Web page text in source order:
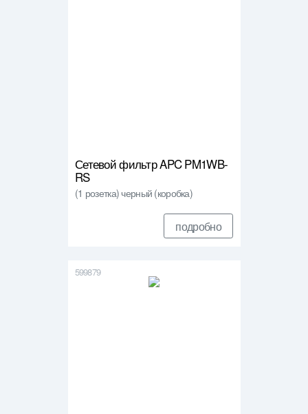
Сетевой фильтр APC PM1WB-
RS
(1 розетка) черный (коробка)
подробно
599879